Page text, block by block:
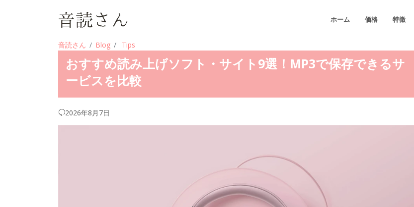
ホーム 価格 特徴
音読さん Blog Tips
おすすめ読み上げソフト・サイト9選！MP3で保存できるサ
ービスを比較
2026年8月7日